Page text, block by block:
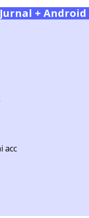
Jurnal + Android
acc